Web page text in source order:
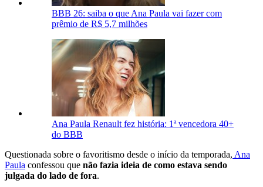
BBB 26: saiba o que Ana Paula vai fazer com
prêmio de R$ 5,7 milhões
Ana Paula Renault fez história: 1ª vencedora 40+
do BBB
Questionada sobre o favoritismo desde o início da temporada, Ana
Paula confessou que não fazia ideia de como estava sendo
julgada do lado de fora.